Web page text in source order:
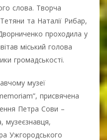
слова. Творча
та Наталії Рибар,
проходила у
міський голова
громадськості.
музеї
присвячена
Петра Сови –
музеєзнавця,
Ужгородського